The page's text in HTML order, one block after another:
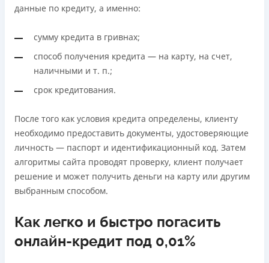
данные по кредиту, а именно:
сумму кредита в гривнах;
способ получения кредита — на карту, на счет,
наличными и т. п.;
срок кредитования.
После того как условия кредита определены, клиенту
необходимо предоставить документы, удостоверяющие
личность — паспорт и идентификационный код. Затем
алгоритмы сайта проводят проверку, клиент получает
решение и может получить деньги на карту или другим
выбранным способом.
Как легко и быстро погасить
онлайн-кредит под 0,01%